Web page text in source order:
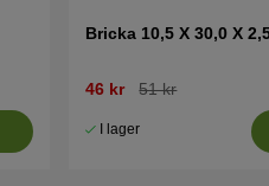
Bricka 10,5 X 30,0 X
46 kr 51 kr
I lager